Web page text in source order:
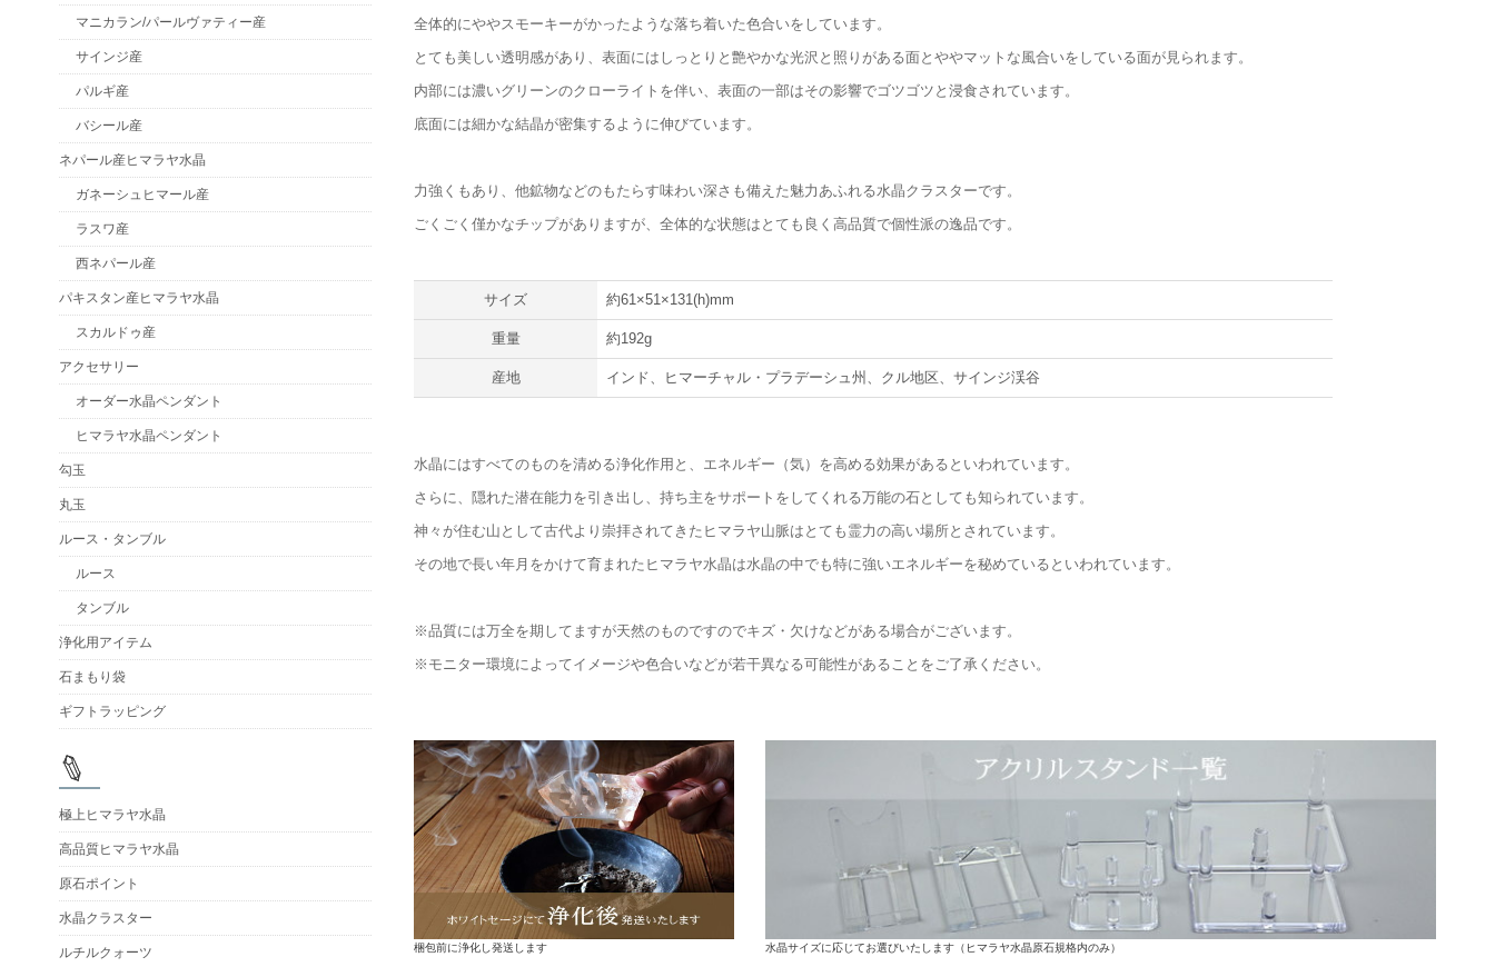
全体的にややスモーキーがかったような落ち着いた色合いをしています。
とても美しい透明感があり、表面にはしっとりと艶やかな光沢と照りがある面とややマットな風合いをしている面が見られます。
内部には濃いグリーンのクローライトを伴い、表面の一部はその影響でゴツゴツと浸食されています。
底面には細かな結晶が密集するように伸びています。
力強くもあり、他鉱物などのもたらす味わい深さも備えた魅力あふれる水晶クラスターです。
ごくごく僅かなチップがありますが、全体的な状態はとても良く高品質で個性派の逸品です。
サイズ 約61×51×131(h)mm
重量 約192g
産地 インド、ヒマーチャル・プラデーシュ州、クル地区、サインジ渓谷
水晶にはすべてのものを清める浄化作用と、エネルギー（気）を高める効果があるといわれています。
さらに、隠れた潜在能力を引き出し、持ち主をサポートをしてくれる万能の石としても知られています。
神々が住む山として古代より崇拝されてきたヒマラヤ山脈はとても霊力の高い場所とされています。
その地で長い年月をかけて育まれたヒマラヤ水晶は水晶の中でも特に強いエネルギーを秘めているといわれています。
※品質には万全を期してますが天然のものですのでキズ・欠けなどがある場合がございます。
※モニター環境によってイメージや色合いなどが若干異なる可能性があることをご了承ください。
梱包前に浄化し発送します 水晶サイズに応じてお選びいたします（ヒマラヤ水晶原石規格内のみ）
マニカラン/パールヴァティー産
サインジ産
パルギ産
バシール産
ネパール産ヒマラヤ水晶
ガネーシュヒマール産
ラスワ産
西ネパール産
パキスタン産ヒマラヤ水晶
スカルドゥ産
アクセサリー
オーダー水晶ペンダント
ヒマラヤ水晶ペンダント
勾玉
丸玉
ルース・タンブル
ルース
タンブル
浄化用アイテム
石まもり袋
ギフトラッピング
極上ヒマラヤ水晶
高品質ヒマラヤ水晶
原石ポイント
水晶クラスター
ルチルクォーツ